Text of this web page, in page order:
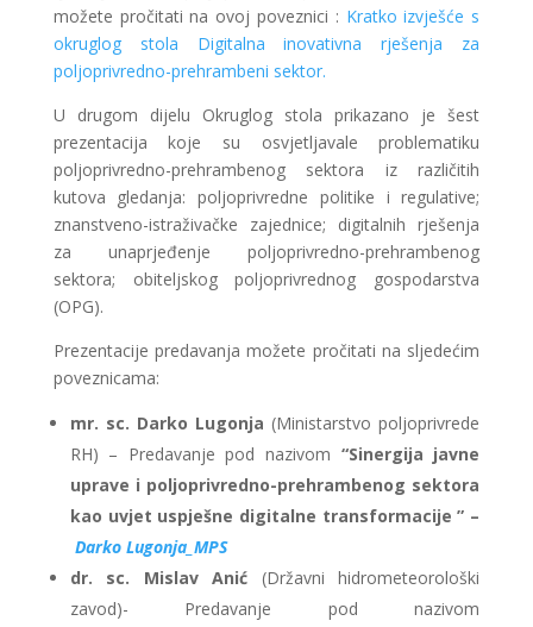
možete pročitati na ovoj poveznici : Kratko izvješće s
okruglog stola Digitalna inovativna rješenja za
poljoprivredno-prehrambeni sektor.
U drugom dijelu Okruglog stola prikazano je šest
prezentacija koje su osvjetljavale problematiku
poljoprivredno-prehrambenog sektora iz različitih
kutova gledanja: poljoprivredne politike i regulative;
znanstveno-istraživačke zajednice; digitalnih rješenja
za unaprjeđenje poljoprivredno-prehrambenog
sektora; obiteljskog poljoprivrednog gospodarstva
(OPG).
Prezentacije predavanja možete pročitati na sljedećim
poveznicama:
mr. sc. Darko Lugonja (Ministarstvo poljoprivrede
RH) – Predavanje pod nazivom “Sinergija javne
uprave i poljoprivredno-prehrambenog sektora
kao uvjet uspješne digitalne transformacije ” –
Darko Lugonja_MPS
dr. sc. Mislav Anić (Državni hidrometeorološki
zavod)- Predavanje pod nazivom